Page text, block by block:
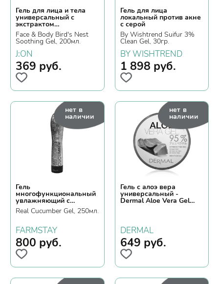
Гель для лица и тела
универсальный с
экстрактом
ласточкиного гнезда
Face & Body Bird's Nest
Soothing Gel, 200мл.
J:ON
369 руб.
Гель для лица
локальный против акне
с серой
By Wishtrend Suifur 3%
Clean Gel, 30гр.
BY WISHTREND
1 898 руб.
нет в
наличии
Гель
многофункциональный
увлажняющий с
экстрактом огурца
Real Cucumber Gel, 250мл.
FARMSTAY
800 руб.
нет в
наличии
Гель с алоэ вера
универсальный -
Dermal Aloe Vera Gel
DERMAL
649 руб.